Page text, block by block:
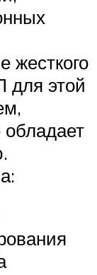
жесткого
для этой
обладает